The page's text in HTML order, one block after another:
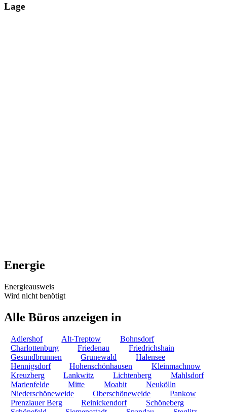
Lage
Energie
Energieausweis
Wird nicht benötigt
Alle Büros anzeigen in
Adlershof Alt-Treptow
Bohnsdorf
Charlottenburg
Friedenau
Friedrichshain
Gesundbrunnen
Grunewald
Halensee
Hennigsdorf
Hohenschönhausen
Kleinmachnow
Kreuzberg
Lankwitz Lichtenberg
Mahlsdorf
Marienfelde
Mitte Moabit
Neukölln
Niederschöneweide
Oberschöneweide
Pankow
Prenzlauer Berg
Reinickendorf
Schöneberg